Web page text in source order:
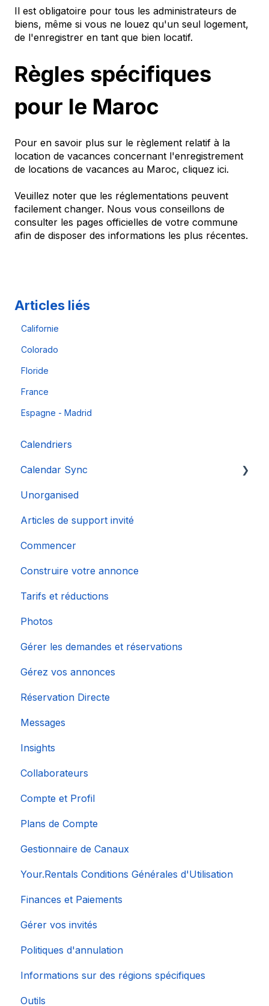
Il est obligatoire pour tous les administrateurs de
biens, même si vous ne louez qu'un seul logement,
de l'enregistrer en tant que bien locatif.
Règles spécifiques
pour le Maroc
Pour en savoir plus sur le règlement relatif à la
location de vacances concernant l'enregistrement
de locations de vacances au Maroc, cliquez ici.
Veuillez noter que les réglementations peuvent
facilement changer. Nous vous conseillons de
consulter les pages officielles de votre commune
afin de disposer des informations les plus récentes.
Articles liés
Californie
Colorado
Floride
France
Espagne - Madrid
Calendriers
Calendar Sync
Importation de calendriers populaires
Unorganised
Articles de support invité
Commencer
Construire votre annonce
Tarifs et réductions
Photos
Gérer les demandes et réservations
Gérez vos annonces
Réservation Directe
Messages
Insights
Collaborateurs
Compte et Profil
Plans de Compte
Gestionnaire de Canaux
Your.Rentals Conditions Générales d'Utilisation
Finances et Paiements
Gérer vos invités
Politiques d'annulation
Informations sur des régions spécifiques
Outils